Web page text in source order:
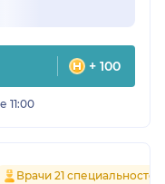
+ 100
11:00
Врачи 21 специальностей